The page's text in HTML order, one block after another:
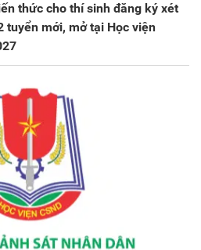
thức cho thí sinh đăng ký xét
tuyển mới, mở tại Học viện